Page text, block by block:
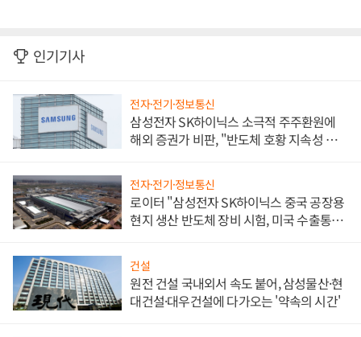
인기기사
전자·전기·정보통신
삼성전자 SK하이닉스 소극적 주주환원에
해외 증권가 비판, "반도체 호황 지속성 의
전자·전기·정보통신
로이터 "삼성전자 SK하이닉스 중국 공장용
현지 생산 반도체 장비 시험, 미국 수출통제
건설
원전 건설 국내외서 속도 붙어, 삼성물산·현
대건설·대우건설에 다가오는 '약속의 시간'